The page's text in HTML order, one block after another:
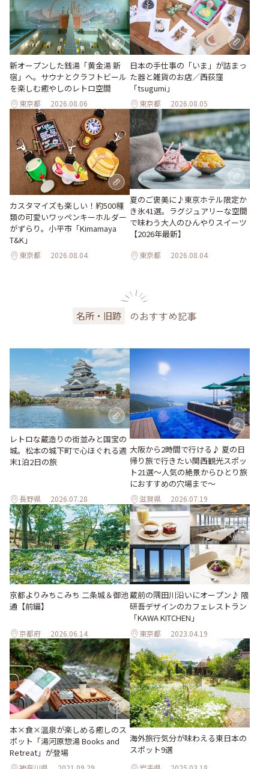
新オープンした銭湯「黄金湯 新
宿」へ。サウナとクラフトビール
を楽しむ癒やしのレトロ空間
東京都 2026.08.06
日本の手仕事の「いま」が詰まっ
た器と雑貨のお店／西荻窪
「tsugumi」
東京都 2026.08.05
カスタマイズも楽しい！約500種
類の可愛いワッペンキーホルダー
がずらり。小平市「Kimamaya
T&K」
東京都 2026.08.04
夏のご褒美に♪東京ホテル限定か
き氷41選。ラグジュアリーな空間
で味わう大人のひんやりスイーツ
【2026年最新】
東京都 2026.08.04
名所・旧跡 のおすすめ記事
レトロな蔵造りの街並みと国宝の
城。松本の城下町で心ほぐれる週
末1泊2日の旅
長野県 2026.07.28
大阪から2時間で行ける♪ 夏の日
帰り旅で行きたい関西観光スポッ
ト21選～人気の絶景からひとり旅
におすすめの穴場まで～
滋賀県 2026.07.19
京都よりみちこみち 二条城＆御池
通【前編】
京都府 2026.06.14
蔵前の隅田川沿いにオープン♪ 隈
研吾デザインのカフェレストラン
「KAWA KITCHEN」
東京都 2023.04.19
本×食×温泉が楽しめる癒しのス
ポット「湯河原惣湯 Books and
Retreat」が登場
海外旅行気分が味わえる東日本の
スポット9選